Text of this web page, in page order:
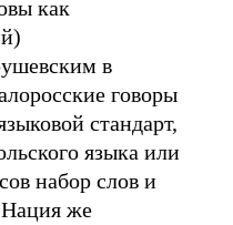
как
в
говоры
стандарт,
языка или
набор слов и
Нация же